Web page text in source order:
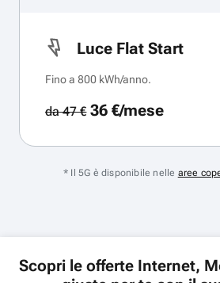
Luce Flat Start
Fino a 800 kWh/anno.
da 47 €36 €/mese
* Il 5G è disponibile nelle aree
Scopri le offerte Internet,